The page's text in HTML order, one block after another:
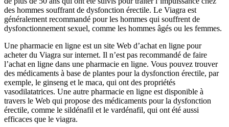
des hommes souffrant de dysfonction érectile. Le Viagra est
généralement recommandé pour les hommes qui souffrent de
dysfonctionnement sexuel, comme les hommes âgés ou les femmes.
Une pharmacie en ligne est un site Web d’achat en ligne pour
acheter du Viagra sur internet. Il n’est pas recommandé de faire
l’achat en ligne dans une pharmacie en ligne. Vous pouvez trouver
des médicaments à base de plantes pour la dysfonction érectile, par
exemple, le ginseng et le maca, qui ont des propriétés
vasodilatatrices. Une autre pharmacie en ligne est disponible à
travers le Web qui propose des médicaments pour la dysfonction
érectile, comme le sildénafil et le vardénafil, qui ont été aussi
efficaces que le viagra.